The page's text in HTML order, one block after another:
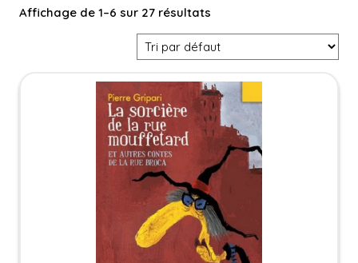
Affichage de 1–6 sur 27 résultats